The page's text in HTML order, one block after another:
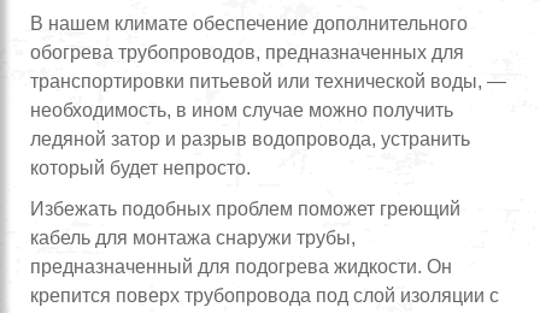
В нашем климате обеспечение дополнительного
обогрева трубопроводов, предназначенных для
транспортировки питьевой или технической воды, —
необходимость, в ином случае можно получить
ледяной затор и разрыв водопровода, устранить
который будет непросто.
Избежать подобных проблем поможет греющий
кабель для монтажа снаружи трубы,
предназначенный для подогрева жидкости. Он
крепится поверх трубопровода под слой изоляции с